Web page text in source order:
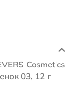
Cosmetics
03, 12 г